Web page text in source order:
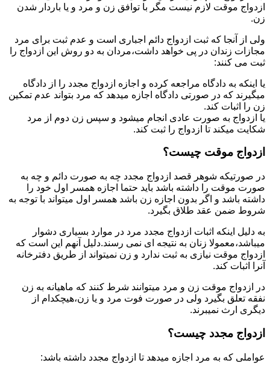
ازدواج موقت لازم نیست مگر با توافق زن و مرد و یا باردار شدن
زن.
ولی از آنجا که ثبت ازدواج دائم اجباری است و عدم ثبت برای مرد
مجازات زندان در پی خواهد داشت،مردان به دو روش این ازدواج را
ثبت می کنند:
یا اینکه به دادگاه مراجعه کرده و اجازه ازدواج مجدد را از دادگاه
میگیرند که در صورتی دادگاه اجازه میدهد که مرد بتواند عدم تمکین
زن را اثبات کند.
یا ازدواج به صورت عادی انجام میشود و سپس زن دوم از مرد
شکایت میکند تا ازدواج را ثبت کند.
ازدواج موقت چیست؟
در صورتیکه شوهر قصد ازدواج مجدد چه به صورت دائم و چه به
صورت موقت را داشته باشد باید حتما اجازه همسر اول خود را
داشته باشد و اگر بدون اجازه زن باشد همسر اول میتواند با توجه به
شروط ضمن عقد طلاق بگیرد.
به دلیل اینکه اثبات ازدواج مجدد مرد در موارد بسیاری دشوار
میباشد،معمولا زنان به نتیجه ای نمی رسند.دلیل آنهم این است که
ازدواج موقت نیازی به ثبت ندارد و زن نمیتواند از طریق دفترخانه
آنرا اثبات کند.
در ازدواج موقت زن و مرد میتوانند شرط کنند که ماهیانه به زن
نفقه تعلق بگیرد ولی در صورت فوت مرد و یا زن،هیچکدام از
دیگری ارث نمیبرند.
ازدواج مجدد چیست؟
عواملی که به مرد اجازه میدهد تا ازدواج مجدد داشته باشد: